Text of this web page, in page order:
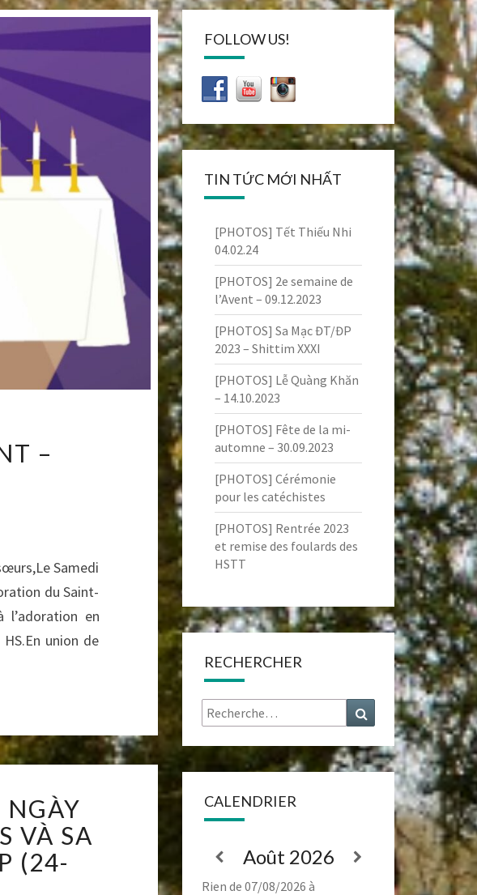
–
Samedi
du Saint-
l’adoration en
union de
VÀ SA
(24-
FOLLOW US!
TIN TỨC MỚI NHẤT
[PHOTOS] Tết Thiếu Nhi
04.02.24
[PHOTOS] 2e semaine de
l’Avent – 09.12.2023
[PHOTOS] Sa Mạc ĐT/ĐP
2023 – Shittim XXXI
[PHOTOS] Lễ Quàng Khăn
– 14.10.2023
[PHOTOS] Fête de la mi-
automne – 30.09.2023
[PHOTOS] Cérémonie
pour les catéchistes
[PHOTOS] Rentrée 2023
et remise des foulards des
HSTT
RECHERCHER
Rechercher : Recherche
CALENDRIER
Août 2026
Rien de 07/08/2026 à